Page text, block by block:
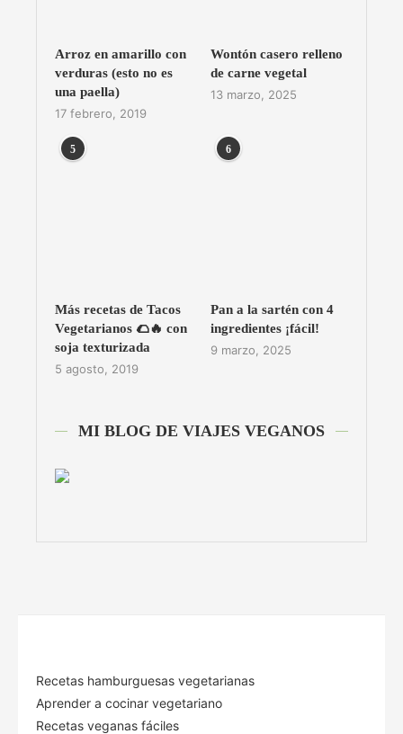
Arroz en amarillo con
verduras (esto no es
una paella)
17 febrero, 2019
Wontón casero relleno
de carne vegetal
13 marzo, 2025
5
Más recetas de Tacos
Vegetarianos 🌮🔥 con
soja texturizada
5 agosto, 2019
6
Pan a la sartén con 4
ingredientes ¡fácil!
9 marzo, 2025
MI BLOG DE VIAJES VEGANOS
Recetas hamburguesas vegetarianas
Aprender a cocinar vegetariano
Recetas veganas fáciles